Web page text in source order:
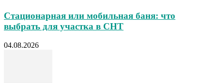
Стационарная или мобильная баня: что
выбрать для участка в СНТ
04.08.2026